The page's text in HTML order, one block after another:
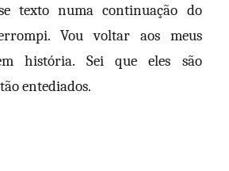
texto numa continuação do
Vou voltar aos meus
história. Sei que eles são
entediados.